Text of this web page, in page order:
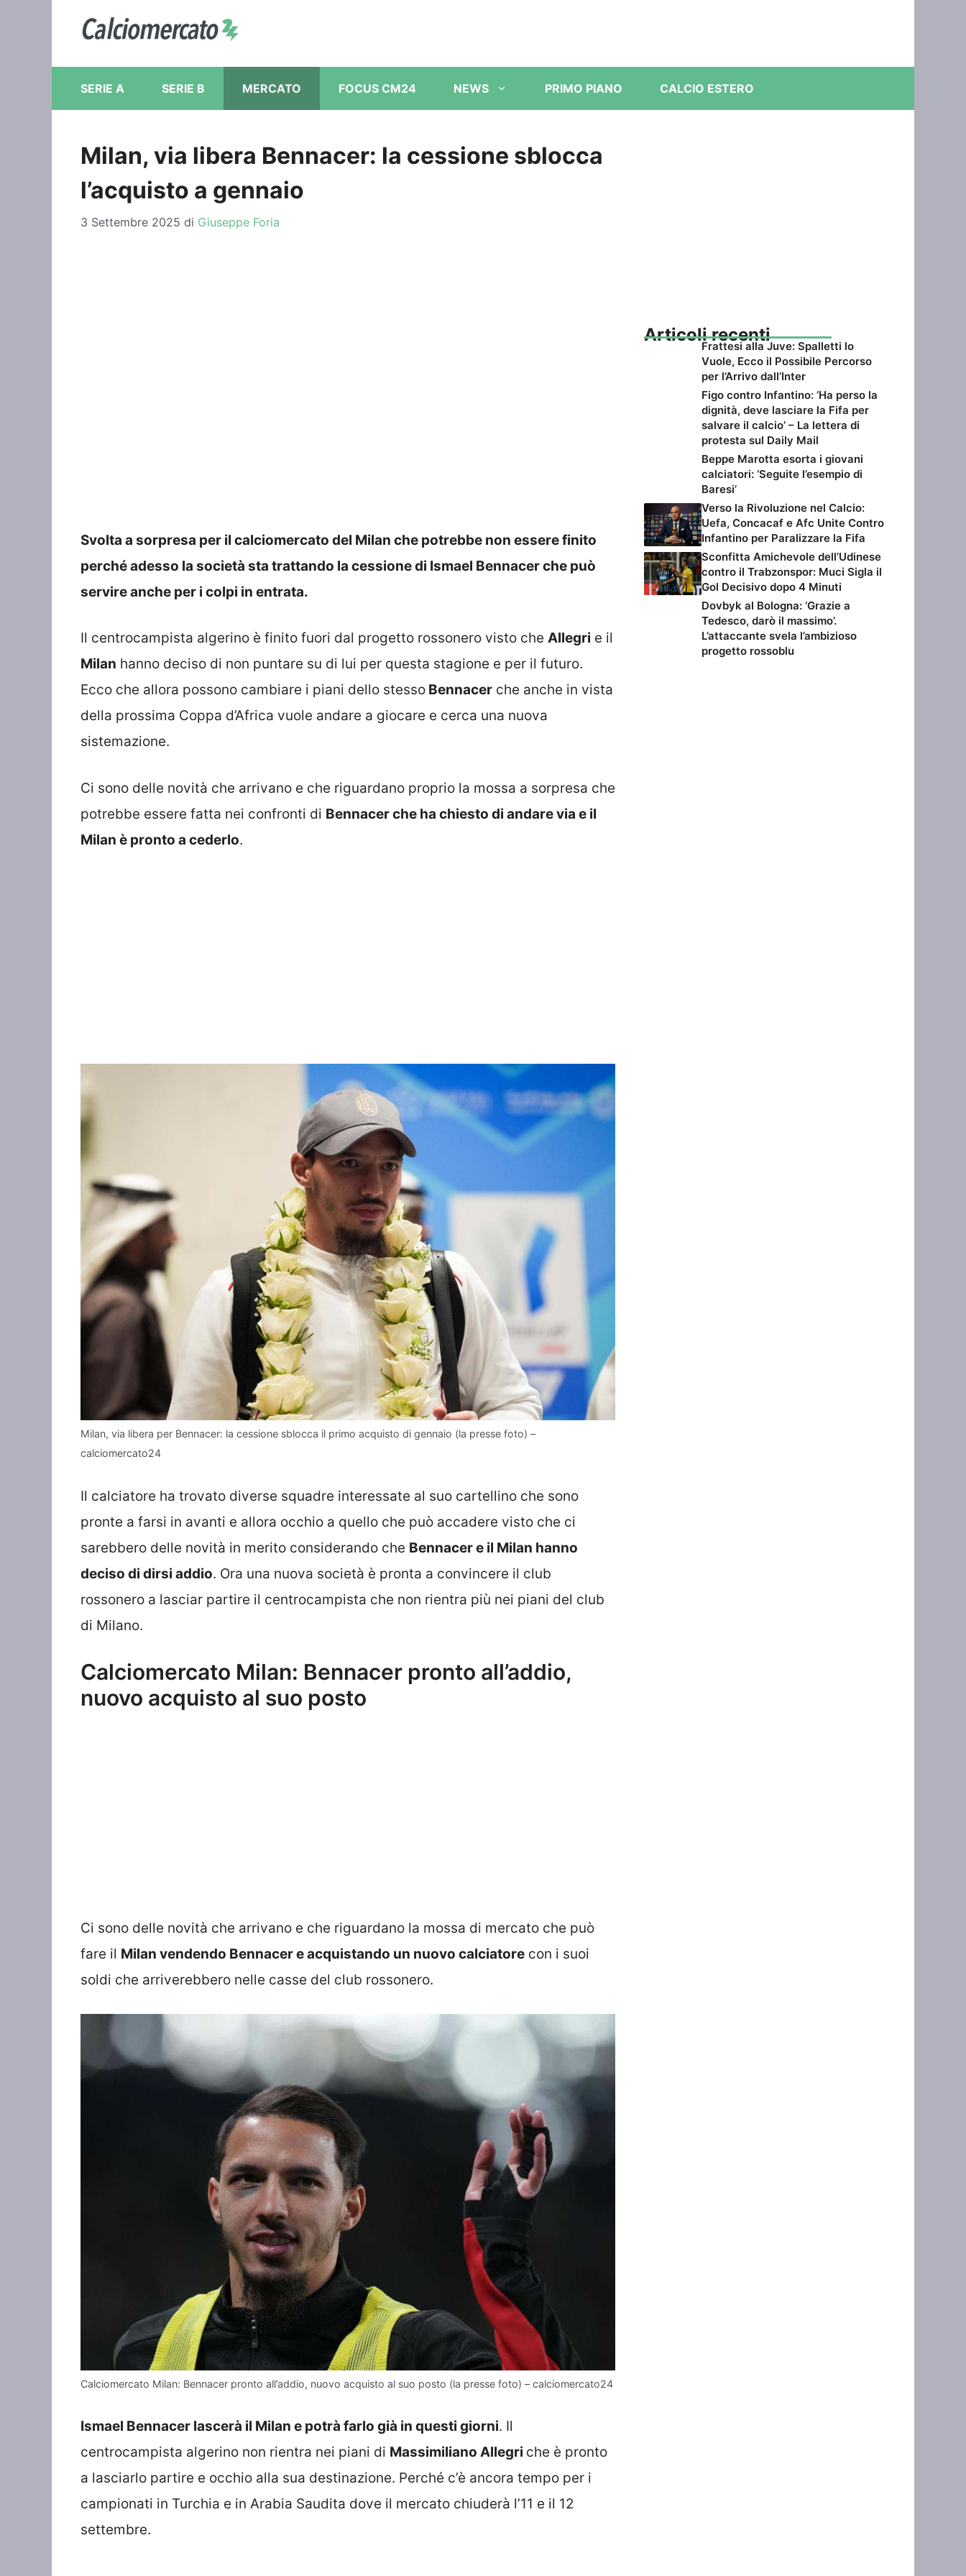
contenuto
SERIE A SERIE B MERCATO FOCUS CM24 NEWS PRIMO PIANO CALCIO ESTERO
Milan, via libera Bennacer: la cessione sblocca
l’acquisto a gennaio
3 Settembre 2025 di Giuseppe Foria
Svolta a sorpresa per il calciomercato del Milan che potrebbe non essere finito
perché adesso la società sta trattando la cessione di Ismael Bennacer che può
servire anche per i colpi in entrata.
Il centrocampista algerino è finito fuori dal progetto rossonero visto che Allegri e il
Milan hanno deciso di non puntare su di lui per questa stagione e per il futuro.
Ecco che allora possono cambiare i piani dello stesso Bennacer che anche in vista
della prossima Coppa d’Africa vuole andare a giocare e cerca una nuova
sistemazione.
Ci sono delle novità che arrivano e che riguardano proprio la mossa a sorpresa che
potrebbe essere fatta nei confronti di Bennacer che ha chiesto di andare via e il
Milan è pronto a cederlo.
Milan, via libera per Bennacer: la cessione sblocca il primo acquisto di gennaio (la presse foto) –
calciomercato24
Il calciatore ha trovato diverse squadre interessate al suo cartellino che sono
pronte a farsi in avanti e allora occhio a quello che può accadere visto che ci
sarebbero delle novità in merito considerando che Bennacer e il Milan hanno
deciso di dirsi addio. Ora una nuova società è pronta a convincere il club
rossonero a lasciar partire il centrocampista che non rientra più nei piani del club
di Milano.
Calciomercato Milan: Bennacer pronto all’addio,
nuovo acquisto al suo posto
Ci sono delle novità che arrivano e che riguardano la mossa di mercato che può
fare il Milan vendendo Bennacer e acquistando un nuovo calciatore con i suoi
soldi che arriverebbero nelle casse del club rossonero.
Calciomercato Milan: Bennacer pronto all’addio, nuovo acquisto al suo posto (la presse foto) – calciomercato24
Ismael Bennacer lascerà il Milan e potrà farlo già in questi giorni. Il
centrocampista algerino non rientra nei piani di Massimiliano Allegri che è pronto
a lasciarlo partire e occhio alla sua destinazione. Perché c’è ancora tempo per i
campionati in Turchia e in Arabia Saudita dove il mercato chiuderà l’11 e il 12
settembre.
Articoli recenti
Frattesi alla Juve: Spalletti lo
Vuole, Ecco il Possibile Percorso
per l’Arrivo dall’Inter
Figo contro Infantino: ‘Ha perso la
dignità, deve lasciare la Fifa per
salvare il calcio’ – La lettera di
protesta sul Daily Mail
Beppe Marotta esorta i giovani
calciatori: ‘Seguite l’esempio di
Baresi’
Verso la Rivoluzione nel Calcio:
Uefa, Concacaf e Afc Unite Contro
Infantino per Paralizzare la Fifa
Sconfitta Amichevole dell’Udinese
contro il Trabzonspor: Muci Sigla il
Gol Decisivo dopo 4 Minuti
Dovbyk al Bologna: ‘Grazie a
Tedesco, darò il massimo’.
L’attaccante svela l’ambizioso
progetto rossoblu